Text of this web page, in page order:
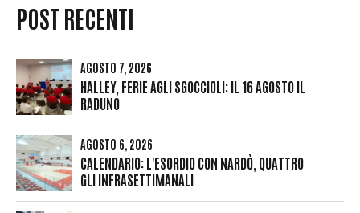
POST RECENTI
AGOSTO 7, 2026
HALLEY, FERIE AGLI SGOCCIOLI: IL 16 AGOSTO IL
RADUNO
AGOSTO 6, 2026
CALENDARIO: L'ESORDIO CON NARDÒ, QUATTRO
GLI INFRASETTIMANALI